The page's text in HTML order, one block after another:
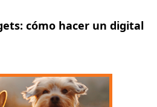
cómo hacer un digital